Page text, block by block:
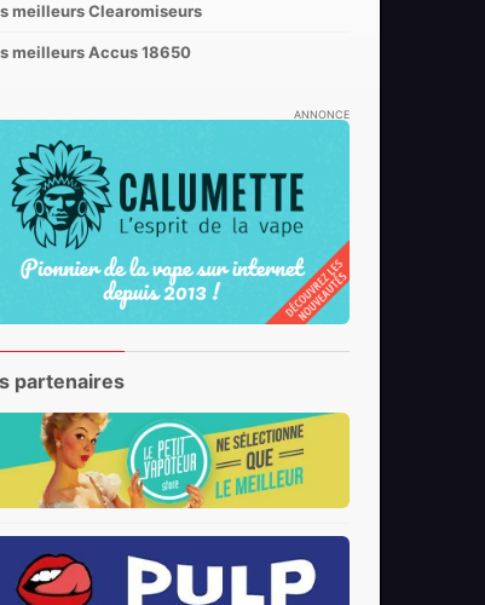
meilleurs Clearomiseurs
meilleurs Accus 18650
ANNONCE
partenaires